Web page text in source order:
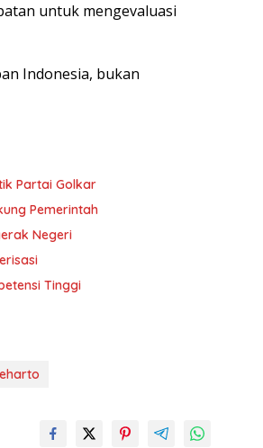
untuk mengevaluasi
Indonesia, bukan
Partai Golkar
Pemerintah
Negeri
Tinggi